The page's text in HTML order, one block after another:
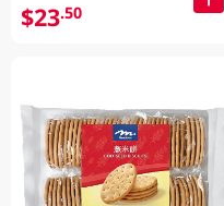
$23.50